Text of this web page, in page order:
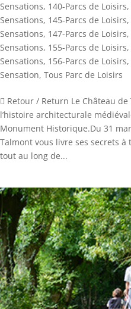
Sensations, 140-Parcs de Loisirs,
Sensations, 145-Parcs de Loisirs,
Sensations, 147-Parcs de Loisirs,
Sensations, 155-Parcs de Loisirs,
Sensations, 156-Parcs de Loisirs,
Sensation, Tous Parc de Loisirs
 Retour / Return Le Château
l’histoire architecturale
Monument Historique.Du 31
Talmont vous livre ses secrets
tout au long de...